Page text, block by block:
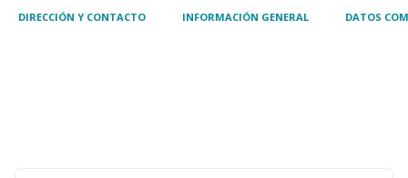
DIRECCIÓN Y CONTACTO INFORMACIÓN GENERAL DATOS